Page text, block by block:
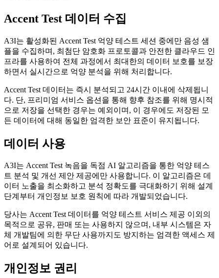
Accent Test 데이터 수집
A3I는 활성화된 Accent Test 억양 테스트 세션 중에만 음성 샘
플을 수집하며, 최첨단 암호화 프로토콜과 안전한 클라우드 인
프라를 사용하여 전체 과정에서 최대한의 데이터 보호를 보장
하면서 실시간으로 억양 분석을 위해 처리합니다.
Accent Test 데이터는 즉시 분석되고 24시간 이내에 삭제됩니
다. 단, 프리미엄 서비스 옵션을 통해 향후 참조를 위해 명시적
으로 저장을 선택한 경우는 예외이며, 이 경우에도 저장된 모
든 데이터에 대해 동일한 엄격한 보안 표준이 유지됩니다.
데이터 사용
A3I는 Accent Test 녹음을 독점 AI 알고리즘을 통한 억양 테스
트 분석 및 개선 제안 제공에만 사용합니다. 이 알고리즘은 데
이터 노출을 최소화하고 분석 정확도를 극대화하기 위해 설계
단계부터 개인정보 보호 원칙에 따라 개발되었습니다.
당사는 Accent Test 데이터를 억양 테스트 서비스 제공 이외의
목적으로 공유, 판매 또는 사용하지 않으며, 내부 시스템은 자
체 개발팀에 의한 무단 사용까지도 방지하는 엄격한 액세스 제
어로 설계되어 있습니다.
개인정보 권리